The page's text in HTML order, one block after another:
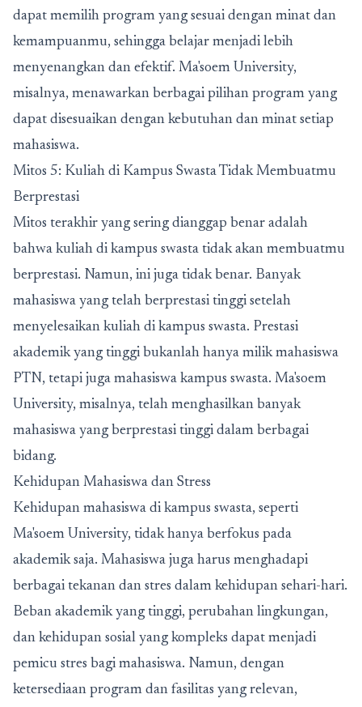
dapat memilih program yang sesuai dengan minat dan
kemampuanmu, sehingga belajar menjadi lebih
menyenangkan dan efektif. Ma'soem University,
misalnya, menawarkan berbagai pilihan program yang
dapat disesuaikan dengan kebutuhan dan minat setiap
mahasiswa.
Mitos 5: Kuliah di Kampus Swasta Tidak Membuatmu
Berprestasi
Mitos terakhir yang sering dianggap benar adalah
bahwa kuliah di kampus swasta tidak akan membuatmu
berprestasi. Namun, ini juga tidak benar. Banyak
mahasiswa yang telah berprestasi tinggi setelah
menyelesaikan kuliah di kampus swasta. Prestasi
akademik yang tinggi bukanlah hanya milik mahasiswa
PTN, tetapi juga mahasiswa kampus swasta. Ma'soem
University, misalnya, telah menghasilkan banyak
mahasiswa yang berprestasi tinggi dalam berbagai
bidang.
Kehidupan Mahasiswa dan Stress
Kehidupan mahasiswa di kampus swasta, seperti
Ma'soem University, tidak hanya berfokus pada
akademik saja. Mahasiswa juga harus menghadapi
berbagai tekanan dan stres dalam kehidupan sehari-hari.
Beban akademik yang tinggi, perubahan lingkungan,
dan kehidupan sosial yang kompleks dapat menjadi
pemicu stres bagi mahasiswa. Namun, dengan
ketersediaan program dan fasilitas yang relevan,